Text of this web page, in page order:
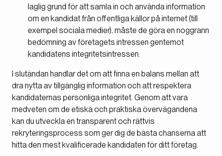
laglig grund för att samla in och använda information
om en kandidat från offentliga källor på internet (till
exempel sociala medier), måste de göra en noggrann
bedömning av företagets intressen gentemot
kandidatens integritetsintressen.
I slutändan handlar det om att finna en balans mellan att
dra nytta av tillgänglig information och att respektera
kandidaternas personliga integritet. Genom att vara
medveten om de etiska och praktiska övervägandena
kan du utveckla en transparent och rättvis
rekryteringsprocess som ger dig de bästa chanserna att
hitta den mest kvalificerade kandidaten för ditt företag.